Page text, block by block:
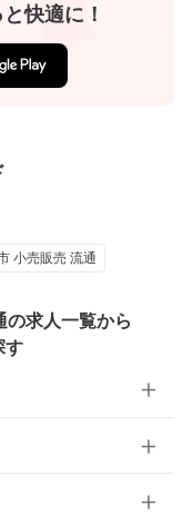
快適に！
小売販売 流通
の求人一覧から
す